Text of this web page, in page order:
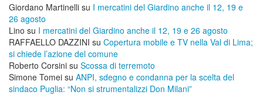
Giordano Martinelli su I mercatini del Giardino anche il 12, 19 e
26 agosto
Lino su I mercatini del Giardino anche il 12, 19 e 26 agosto
RAFFAELLO DAZZINI su ​Copertura mobile e TV nella Val di Lima;
si chiede l’azione del comune
Roberto Corsini su Scossa di terremoto
Simone Tomei su ANPI, sdegno e condanna per la scelta del
sindaco Puglia: “Non si strumentalizzi Don Milani”